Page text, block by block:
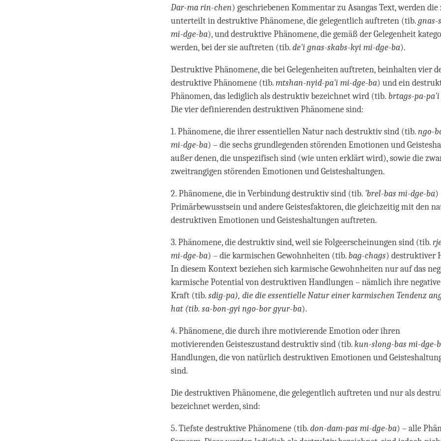
Dar-ma rin-chen) geschriebenen Kommentar zu Asangas Text, werden
unterteilt in destruktive Phänomene, die gelegentlich auftreten (tib.gnas-
mi-dge-ba), und destruktive Phänomene, die gemäß der Gelegenheit
werden, bei der sie auftreten (tib.de'i gnas-skabs-kyi mi-dge-ba).
Destruktive Phänomene, die bei Gelegenheiten auftreten, beinhalten vier
destruktive Phänomene (tib.mtshan-nyid-pa'i mi-dge-ba) und ein
Phänomen, das lediglich als destruktiv bezeichnet wird (tib. brtags-pa-
Die vier definierenden destruktiven Phänomene sind:
1. Phänomene, die ihrer essentiellen Natur nach destruktiv sind (tib.ngo-
mi-dge-ba) – die sechs grundlegenden störenden Emotionen und
außer denen, die unspezifisch sind (wie unten erklärt wird), sowie die
zweitrangigen störenden Emotionen und Geisteshaltungen.
2. Phänomene, die in Verbindung destruktiv sind (tib. 'brel-bas mi-dge-ba)
Primärbewusstsein und andere Geistesfaktoren, die gleichzeitig mit den
destruktiven Emotionen und Geisteshaltungen auftreten.
3. Phänomene, die destruktiv sind, weil sie Folgeerscheinungen sind (tib.
mi-dge-ba) – die karmischen Gewohnheiten (tib. bag-chags) destruktiver
In diesem Kontext beziehen sich karmische Gewohnheiten nur auf das
karmische Potential von destruktiven Handlungen – nämlich ihre
Kraft (tib.sdig-pa), die die essentielle Natur einer karmischen Tendenz
hat (tib. sa-bon-gyi ngo-bor gyur-ba).
4. Phänomene, die durch ihre motivierende Emotion oder ihren
motivierenden Geisteszustand destruktiv sind (tib.kun-slong-bas mi-dge-
Handlungen, die von natürlich destruktiven Emotionen und
sind.
Die destruktiven Phänomene, die gelegentlich auftreten und nur als
bezeichnet werden, sind:
5. Tiefste destruktive Phänomene (tib.don-dam-pas mi-dge-ba) – alle